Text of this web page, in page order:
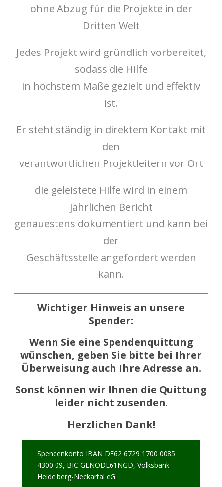
ohne Abzug für die Projekte in der
Dritten Welt
Jedes Projekt wird gründlich vorbereitet,
sodass die Hilfe
in höchstem Maße gezielt und effektiv
ist.
Er steht ständig in direktem Kontakt mit
den
verantwortlichen Projektleitern vor Ort
die geleistete Hilfe wird in einem
jährlichen Bericht
genauestens dokumentiert und kann bei
der
Geschäftsstelle angefordert werden
kann.
Wichtiger Hinweis an unsere
Spender:
Wenn Sie eine Spendenquittung
wünschen, geben Sie bitte bei Ihrer
Überweisung auch Ihre Adresse an.
Sonst können wir Ihnen die Quittung
leider nicht zusenden.
Herzlichen Dank!
Spendenkonto IBAN DE62 6729 1700 0085
4300 09, BIC GENODE61NGD, Volksbank
Heidelberg-Neckartal eG